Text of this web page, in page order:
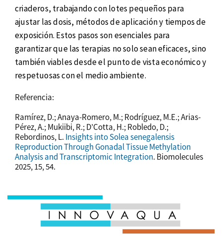
criaderos, trabajando con lotes pequeños para
ajustar las dosis, métodos de aplicación y tiempos de
exposición. Estos pasos son esenciales para
garantizar que las terapias no solo sean eficaces, sino
también viables desde el punto de vista económico y
respetuosas con el medio ambiente.
Referencia:
Ramírez, D.; Anaya-Romero, M.; Rodríguez, M.E.; Arias-
Pérez, A.; Mukiibi, R.; D’Cotta, H.; Robledo, D.;
Rebordinos, L. Insights into Solea senegalensis
Reproduction Through Gonadal Tissue Methylation
Analysis and Transcriptomic Integration. Biomolecules
2025, 15, 54.